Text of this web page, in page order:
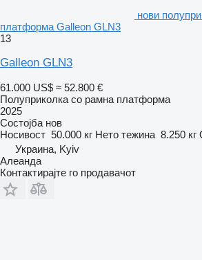
нови
платформа Galleon GLN3
13
Galleon GLN3
61.000 US$ ≈ 52.800 €
Полуприколка со рамна платформа
2025
Состојба нов
Носивост 50.000 кг Нето тежина 8.250 кг
Украина, Kyiv
Алеанда
Контактирајте го продавачот